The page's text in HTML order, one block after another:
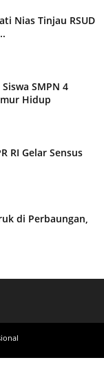
Nias Tinjau RSUD
SMPN 4
Hidup
RI Gelar Sensus
di Perbaungan,